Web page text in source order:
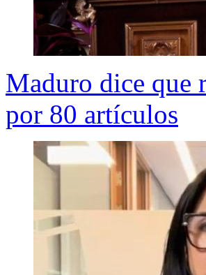
Maduro dice que
por 80 artículos